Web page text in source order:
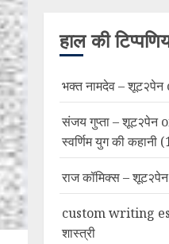
हाल की
भक्त नामदेव – शूट२पेन
संजय गुप्ता – शूट२पेन
स्वर्णिम युग की कहानी
राज कॉमिक्स – शूट२पेन
custom writing
शास्त्री